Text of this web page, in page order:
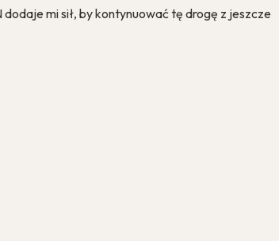
mi sił, by kontynuować tę drogę z jeszcze